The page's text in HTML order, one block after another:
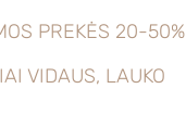
PREKĖS 20-50%
VIDAUS, LAUKO